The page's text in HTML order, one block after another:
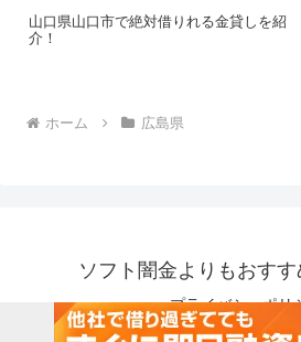
山口県山口市で絶対借りれる金貸しを紹
介！
ホーム 広島県
ソフト闇金よりもおす
プライバシーポリ